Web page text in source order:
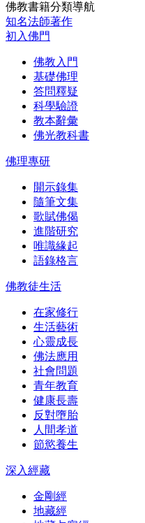
佛教書籍分類導航
知名法師著作
初入佛門
佛教入門
基礎佛理
答問釋疑
科學驗證
教本辭彙
佛光教科書
佛理專研
開示錄集
隨筆文集
歌賦佛偈
進階研究
唯識緣起
語錄格言
佛教徒生活
在家修行
生活藝術
心靈成長
佛法應用
社會問題
青年教育
健康長壽
反對墮胎
人間孝道
節慾養生
深入經藏
金剛經
地藏經